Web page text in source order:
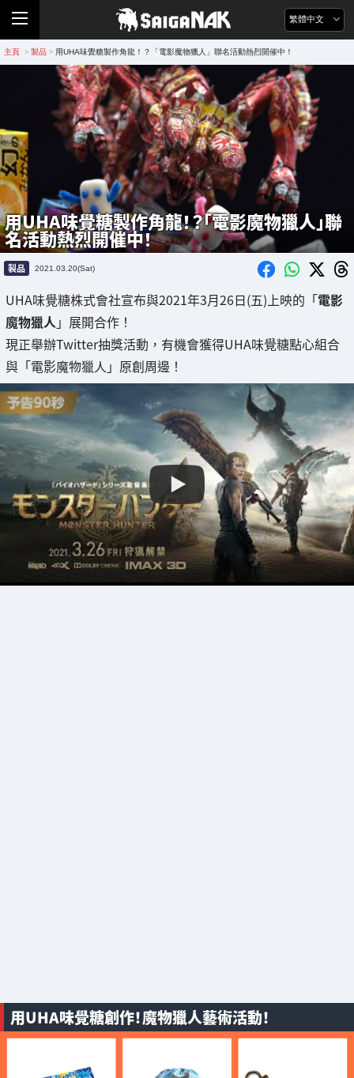
繁體中文
主頁 > 製品 > 用UHA味覺糖製作角龍！？「電影魔物獵人」聯名活動熱烈開催中！
用UHA味覺糖製作角龍！？「電影魔物獵人」聯
名活動熱烈開催中！
製品 2021.03.20(Sat)
UHA味覺糖株式會社宣布與2021年3月26日(五)上映的「電影
魔物獵人 」展開合作！
現正舉辦Twitter抽獎活動，有機會獲得UHA味覺糖點心組合
與「電影魔物獵人」原創周邊！
用UHA味覺糖創作！魔物獵人藝術活動！